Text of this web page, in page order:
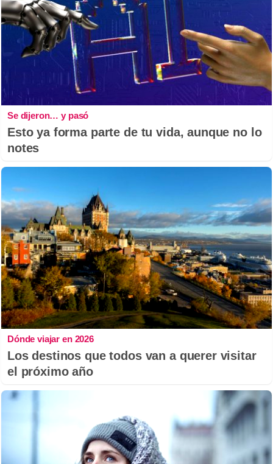
Se dijeron… y pasó
Esto ya forma parte de tu vida, aunque no lo
notes
Dónde viajar en 2026
Los destinos que todos van a querer visitar
el próximo año